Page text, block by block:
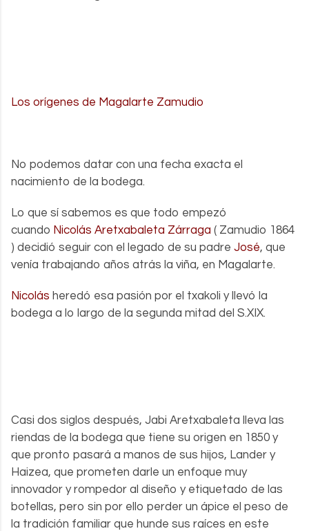
Los orígenes de Magalarte Zamudio
No podemos datar con una fecha exacta el
nacimiento de la bodega.
Lo que sí sabemos es que todo empezó
cuando Nicolás Aretxabaleta Zárraga ( Zamudio 1864
) decidió seguir con el legado de su padre José, que
venía trabajando años atrás la viña, en Magalarte.
Nicolás heredó esa pasión por el txakoli y llevó la
bodega a lo largo de la segunda mitad del S.XIX.
Casi dos siglos después, Jabi Aretxabaleta lleva las
riendas de la bodega que tiene su origen en 1850 y
que pronto pasará a manos de sus hijos, Lander y
Haizea, que prometen darle un enfoque muy
innovador y rompedor al diseño y etiquetado de las
botellas, pero sin por ello perder un ápice el peso de
la tradición familiar que hunde sus raíces en este